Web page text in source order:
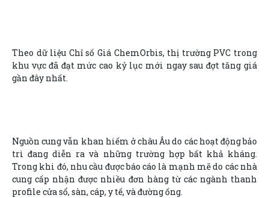
Theo dữ liệu Chỉ số Giá ChemOrbis, thị trường PVC trong
khu vực đã đạt mức cao kỷ lục mới ngay sau đợt tăng giá
gần đây nhất.
Nguồn cung vẫn khan hiếm ở châu Âu do các hoạt động bảo
trì đang diễn ra và những trường hợp bất khả kháng.
Trong khi đó, nhu cầu được báo cáo là mạnh mẽ do các nhà
cung cấp nhận được nhiều đơn hàng từ các ngành thanh
profile cửa sổ, sàn, cáp, y tế, và đường ống.